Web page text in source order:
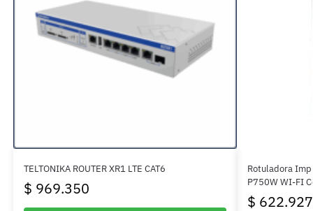
TELTONIKA ROUTER XR1 LTE CAT6
$ 969.350
Rotuladora
P750W WI-FI
$ 622.927